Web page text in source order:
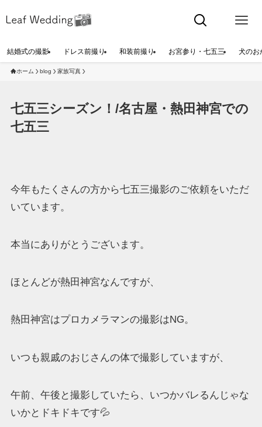
結婚式の撮影 ドレス前撮り 和装前撮り お宮参り・七五三 犬のお
ホーム blog 家族写真
七五三シーズン！/名古屋・熱田神宮での
七五三
今年もたくさんの方から七五三撮影のご依頼をいただ
いています。
本当にありがとうございます。
ほとんどが熱田神宮なんですが、
熱田神宮はプロカメラマンの撮影はNG。
いつも親戚のおじさんの体で撮影していますが、
午前、午後と撮影していたら、いつかバレるんじゃな
いかとドキドキです💦